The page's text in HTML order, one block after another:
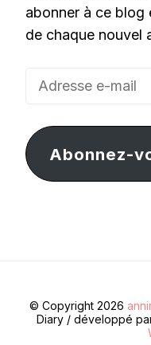
abonner à ce blog
de chaque nouvel
Adresse
mail
Abonnez-
© Copyright 2026
Diary / développé